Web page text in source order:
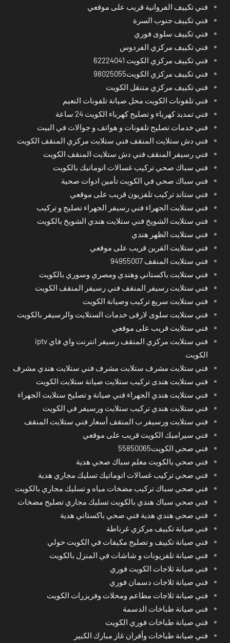
فني تكييف الفروانية قريب على موقعي
فني تكييف جنوب السرة
فني تكييف سلوى فوري
فني تكييف مركزي الفردوس
فني تكييف مركزي الكويت 62224041
فني تكييف مركزي الكويت98025055
فني تكييف مركزي متنقل الكويت
فني تلفونات الكويت محل صيانة تلفونات النعيم
فني تمديد كهرباء و تصليح كهرباء الكويت 24 ساعة
فني خدمات تصليح تلفونات و هواتف و جوالات في البيت
فني دش ستلايت المنقف فني ستلايت مركزي المنقف الكويت
فني رسيفر المنقف فني دش ستلايت المنقف الكويت
فني سباك صحي تركيب غسالات اتوماتيك بالكويت
فني سباك صحي في الكويت تأمين ادوات صحية
فني ستاند تركيب تلفزيون قريب على موقعي
فني ستلايت الجهراء فني رسيفر الجهراء تصليح و تركيب
فني ستلايت الشويخ فني ستلايت هندي الشويخ بالكويت
فني ستلايت الظهر هندي
فني ستلايت القرين قريب على موقعي
فني ستلايت المنقف 94955007
فني ستلايت باكستاني وهندي ومصري وسوري بالكويت
فني ستلايت رسيفر المنقف فني رسيفر المنقف الكويت
فني ستلايت سريع تركيب وصيانة الكويت
فني ستلايت سلوى لارقى خدمات الستلايت والرسيفر بالكويت
فني ستلايت قريب على موقعي
فني ستلايت مركزي المنقف رسيفر انترنت واي فاي iptv
الكويت
فني ستلايت مشرف ستلايت مشرف فني ستلايت هندي مشرف
فني ستلايت هندى تركيب ستلايت صيانة ستلايت الكويت
فني ستلايت هندي الجهراء فني صيانة و تصليح ستلايت الجهراء
فني ستلايت هندي تركيب ستلايت ورسيفر في الكويت
فني ستلايت ورسيفر ب المنقف أسعار فني ستلايت المنقف
فني سيراميك الكويت قريب على موقعي
فني صحي الكويت55850065
فني صحي بالكويت معلم سباك صحي هدية
فني صحي تركيب غسالات اتوماتيك تسليك مجاري هدية
فني صحي سباك تركيب مضخات مياه و تسليك مجاري بالكويت
فني صحي سباك هندي بالكويت تسليك مجاري تصليح مضخات
فني صحي هندي هدية فني صحي باكستاني هدية
فني صيانة تكييف مركزي غرناطة
فني صيانة تكييف و تصليح مكيفات في الكويت حولي
فني صيانة تلفزيونات و شاشات في المنزل بالكويت
فني صيانة ثلاجات الكويت فوري
فني صيانة ثلاجات دسمان فوري
فني صيانة ثلاجات مطاعم ومحلات وفريزرات الكويت
فني صيانة طباخات الدسمة
فني صيانة طباخات فوري الكويت
فني صيانة طباخات وأفران غاز مبارك الكبير